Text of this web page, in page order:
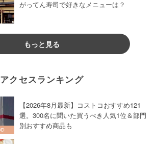
がってん寿司で好きなメニューは？
もっと見る
アクセスランキング
【2026年8月最新】コストコおすすめ121
選。300名に聞いた買うべき人気1位＆部門
別おすすめ商品も